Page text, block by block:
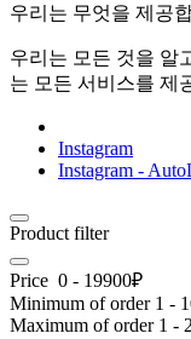
우리는 무엇을 제공
우리는 모든 것을 알
는 모든 서비스를 제
Instagram
Instagram -
Product filter
Price 0 - 19900₽
Minimum of order 1 -
Maximum of order 1 -